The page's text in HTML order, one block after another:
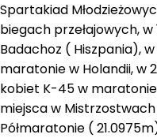
Spartakiad
biegach przełajowych,
Badachoz ( Hiszpania), w
maratonie w Holandii, w
kobiet K-45 w maratonie
miejsca w
Półmaratonie (